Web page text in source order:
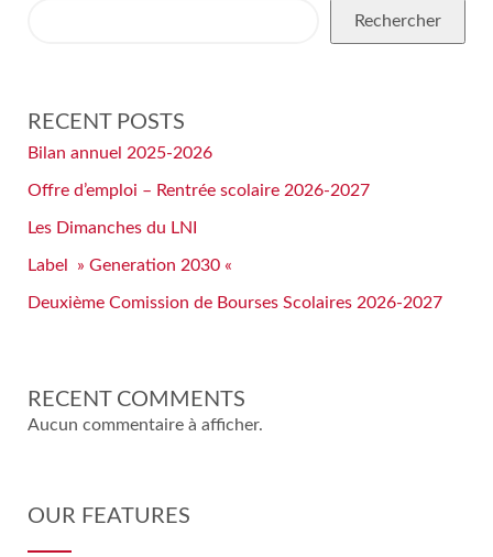
2026-2027Rechercher
RECENT POSTS
Bilan annuel 2025-2026
Offre d’emploi – Rentrée scolaire 2026-2027
Les Dimanches du LNI
Label » Generation 2030 «
Deuxième Comission de Bourses Scolaires 2026-2027
RECENT COMMENTS
Aucun commentaire à afficher.
OUR FEATURES